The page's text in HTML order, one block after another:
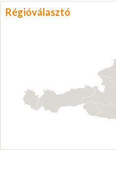
Régióválasztó